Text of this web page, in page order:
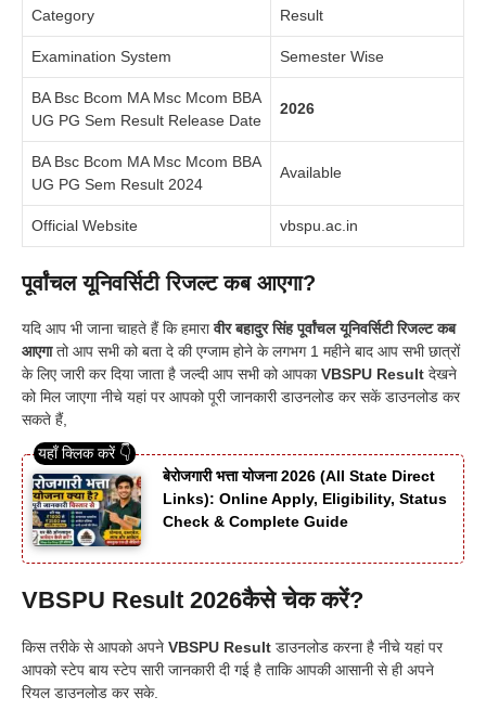
Category Result
Examination System Semester Wise
BA Bsc Bcom MA Msc Mcom BBA
UG PG Sem Result Release Date
2026
BA Bsc Bcom MA Msc Mcom BBA
UG PG Sem Result 2024
Available
Official Website vbspu.ac.in
पूर्वांचल यूनिवर्सिटी रिजल्ट कब आएगा?
यदि आप भी जाना चाहते हैं कि हमारावीर बहादुर सिंह पूर्वांचल यूनिवर्सिटी रिजल्ट कब
आएगातो आप सभी को बता दे की एग्जाम होने के लगभग 1 महीने बाद आप सभी छात्रों
के लिए जारी कर दिया जाता है जल्दी आप सभी को आपकाVBSPU Result देखने
को मिल जाएगा नीचे यहां पर आपको पूरी जानकारी डाउनलोड कर सकें डाउनलोड कर
सकते हैं,
बेरोजगारी भत्ता योजना 2026 (All State Direct
Links): Online Apply, Eligibility, Status
Check & Complete Guide
VBSPU Result 2026कैसे चेक करें?
किस तरीके से आपको अपने VBSPU Result डाउनलोड करना है नीचे यहां पर
आपको स्टेप बाय स्टेप सारी जानकारी दी गई है ताकि आपकी आसानी से ही अपने
रियल डाउनलोड कर सके.